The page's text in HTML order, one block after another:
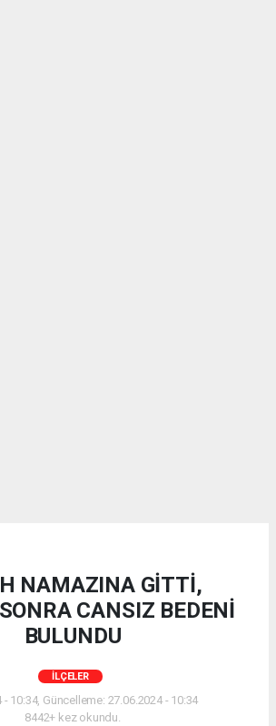
NAMAZINA GİTTİ,
CANSIZ BEDENİ
BULUNDU
İLÇELER
- 10:34, Güncelleme: 27.06.2024 - 10:34
8442+ kez okundu.